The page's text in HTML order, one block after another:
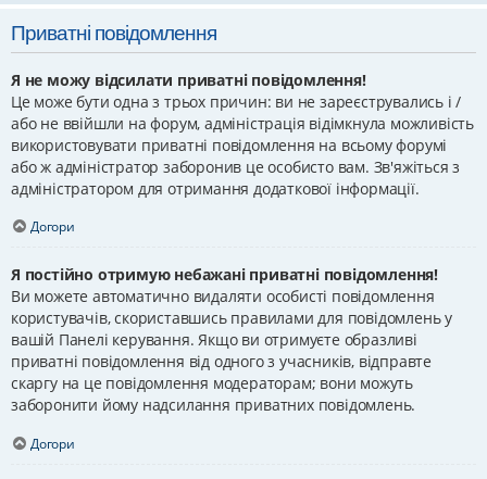
Приватні повідомлення
Я не можу відсилати приватні повідомлення!
Це може бути одна з трьох причин: ви не зареєструвались і /
або не ввійшли на форум, адміністрація відімкнула можливість
використовувати приватні повідомлення на всьому форумі
або ж адміністратор заборонив це особисто вам. Зв'яжіться з
адміністратором для отримання додаткової інформації.
Догори
Я постійно отримую небажані приватні повідомлення!
Ви можете автоматично видаляти особисті повідомлення
користувачів, скориставшись правилами для повідомлень у
вашій Панелі керування. Якщо ви отримуєте образливі
приватні повідомлення від одного з учасників, відправте
скаргу на це повідомлення модераторам; вони можуть
заборонити йому надсилання приватних повідомлень.
Догори